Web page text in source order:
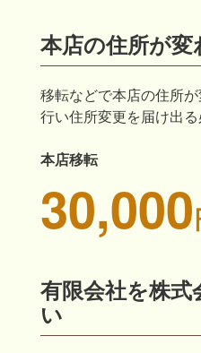
本店の住所が変
移転などで本店の住所
行い住所変更を届け出る
本店移転
30,000
有限会社を株式
い